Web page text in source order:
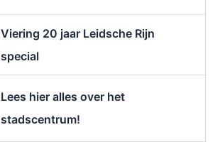
Viering 20 jaar Leidsche Rijn
special
Lees hier alles over het
stadscentrum!